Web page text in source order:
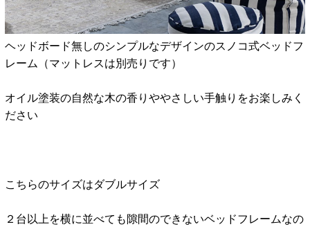
ヘッドボード無しのシンプルなデザインのスノコ式ベッドフ
レーム（マットレスは別売りです）
オイル塗装の自然な木の香りややさしい手触りをお楽しみく
ださい
こちらのサイズはダブルサイズ
２台以上を横に並べても隙間のできないベッドフレームなの